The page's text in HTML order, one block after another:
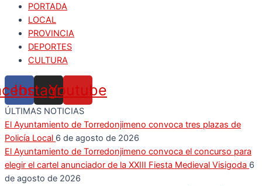
PORTADA
LOCAL
PROVINCIA
DEPORTES
CULTURA
Instagram
Youtube
ÚLTIMAS NOTICIAS
El Ayuntamiento de Torredonjimeno convoca tres plazas de
Policía Local 6 de agosto de 2026
El Ayuntamiento de Torredonjimeno convoca el concurso para
elegir el cartel anunciador de la XXIII Fiesta Medieval Visigoda 6
de agosto de 2026